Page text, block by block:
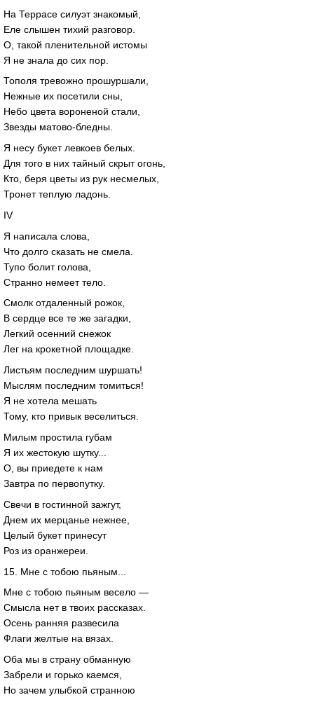
На Террасе силуэт знакомый,
Еле слышен тихий разговор.
О, такой пленительной истомы
Я не знала до сих пор.
Тополя тревожно прошуршали,
Нежные их посетили сны,
Небо цвета вороненой стали,
Звезды матово-бледны.
Я несу букет левкоев белых.
Для того в них тайный скрыт огонь,
Кто, беря цветы из рук несмелых,
Тронет теплую ладонь.
IV
Я написала слова,
Что долго сказать не смела.
Тупо болит голова,
Странно немеет тело.
Смолк отдаленный рожок,
В сердце все те же загадки,
Легкий осенний снежок
Лег на крокетной площадке.
Листьям последним шуршать!
Мыслям последним томиться!
Я не хотела мешать
Тому, кто привык веселиться.
Милым простила губам
Я их жестокую шутку...
О, вы приедете к нам
Завтра по первопутку.
Свечи в гостинной зажгут,
Днем их мерцанье нежнее,
Целый букет принесут
Роз из оранжереи.
15. Мне с тобою пьяным...
Мне с тобою пьяным весело —
Смысла нет в твоих рассказах.
Осень ранняя развесила
Флаги желтые на вязах.
Оба мы в страну обманную
Забрели и горько каемся,
Но зачем улыбкой странною